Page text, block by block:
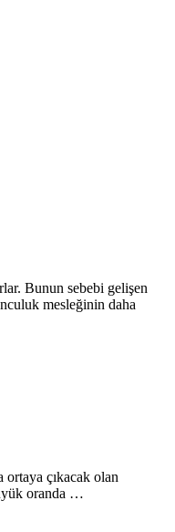
Bunun sebebi gelişen
mesleğinin daha
çıkacak olan
oranda …